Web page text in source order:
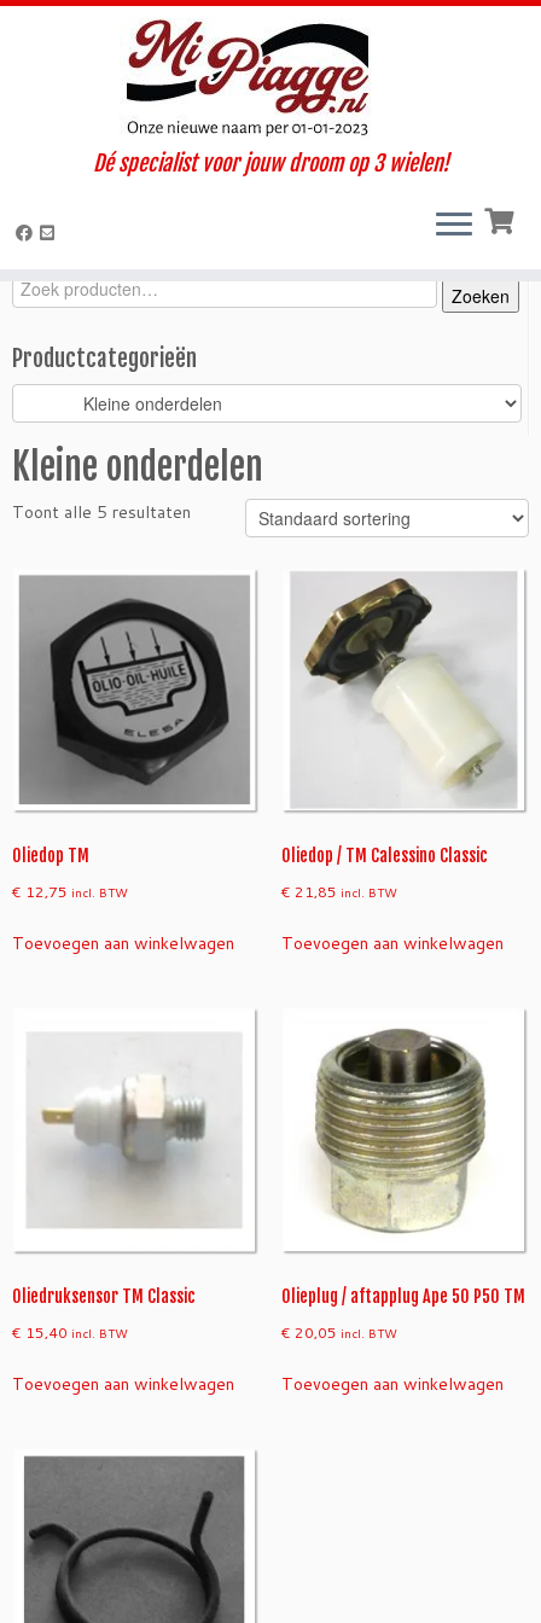
Dé specialist voor jouw droom op 3 wielen!
Onderdelen / accessoires » Ape TM » TM diesel (1997-
Zoeken
Zoeken
naar:
Zoeken
Productcategorieën
Kleine onderdelen
Toont alle 5 resultaten
Oliedop TM
€ 12,75 incl. BTW
Toevoegen aan winkelwagen
Oliedop / TM Calessino Classic
€ 21,85 incl. BTW
Toevoegen aan winkelwagen
Oliedruksensor TM Classic
€ 15,40 incl. BTW
Toevoegen aan winkelwagen
Olieplug / aftapplug Ape 50 P50 TM
€ 20,05 incl. BTW
Toevoegen aan winkelwagen